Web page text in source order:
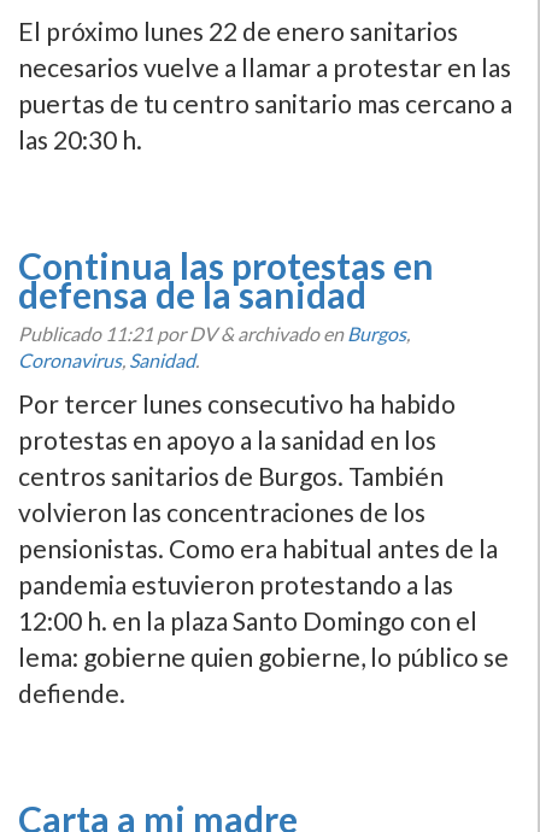
El próximo lunes 22 de enero sanitarios
necesarios vuelve a llamar a protestar en las
puertas de tu centro sanitario mas cercano a
las 20:30 h.
Continua las protestas en
defensa de la sanidad
Publicado 11:21 por DV&archivado enBurgos,
Coronavirus, Sanidad.
Por tercer lunes consecutivo ha habido
protestas en apoyo a la sanidad en los
centros sanitarios de Burgos. También
volvieron las concentraciones de los
pensionistas. Como era habitual antes de la
pandemia estuvieron protestando a las
12:00 h. en la plaza Santo Domingo con el
lema: gobierne quien gobierne, lo público se
defiende.
Carta a mi madre